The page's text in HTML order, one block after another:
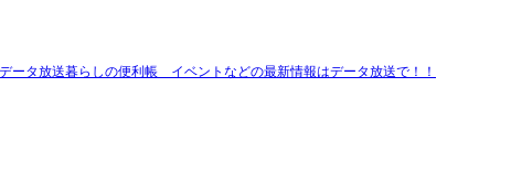
ータ放送暮らしの便利帳 イベントなどの最新情報はデータ放送で！！